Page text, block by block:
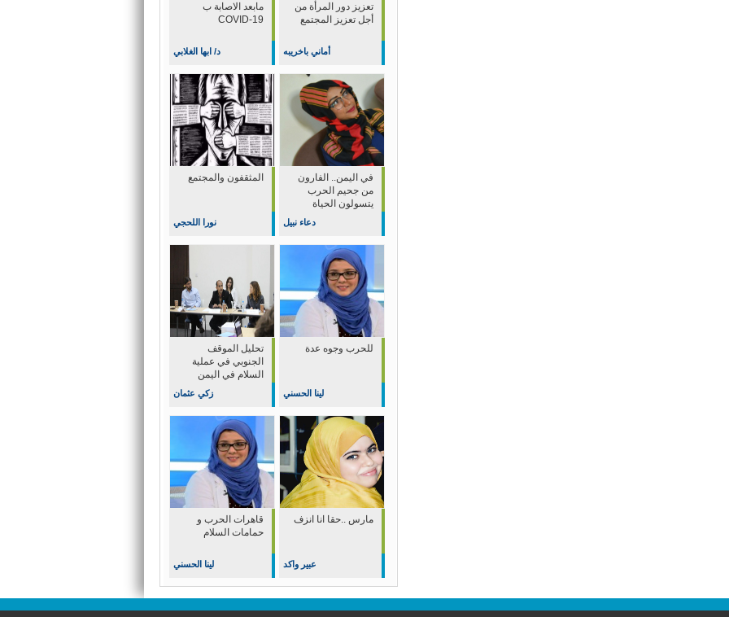
مابعد الاصابة ب
COVID-19
د/ ابها الغلابي
تعزيز دور المرأة من
أجل تعزيز المجتمع
أماني باخريبه
المثقفون والمجتمع
نورا اللحجي
في اليمن.. الفارون
من جحيم الحرب
يتسولون الحياة
دعاء نبيل
تحليل الموقف
الجنوبي في عملية
السلام في اليمن
زكي عثمان
للحرب وجوه عدة
لينا الحسني
قاهرات الحرب و
حمامات السلام
لينا الحسني
مارس ..حقا انا انزف
عبير واكد